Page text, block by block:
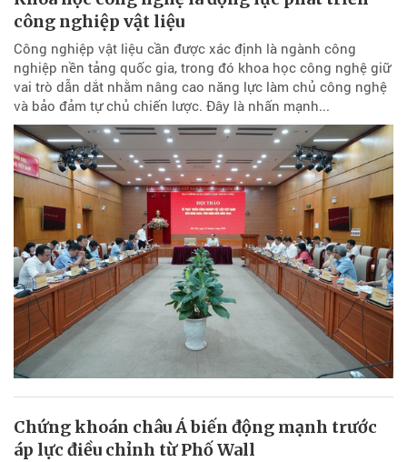
công nghiệp vật liệu
Công nghiệp vật liệu cần được xác định là ngành công
nghiệp nền tảng quốc gia, trong đó khoa học công nghệ giữ
vai trò dẫn dắt nhằm nâng cao năng lực làm chủ công nghệ
và bảo đảm tự chủ chiến lược. Đây là nhấn mạnh...
Chứng khoán châu Á biến động mạnh trước
áp lực điều chỉnh từ Phố Wall